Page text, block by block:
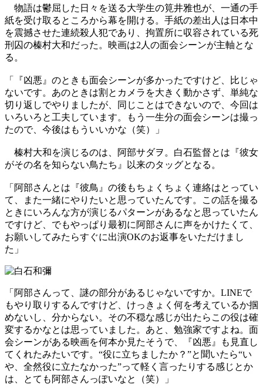
物語は鬱屈した日々を送る大学生の筧井雅也が、一通の手
紙を受け取るところから幕を開ける。手紙の差出人は日本中
を震撼させた連続殺人犯であり、拘置所に収容されている死
刑囚の榛村大和だった。映画は2人の面会シーンが主軸とな
る。
「『凶悪』のときも面会シーンが多かったですけど、比じゃ
ないです。あのときは割とカメラを大きく動かさず、単純な
切り返しでやりましたが、同じことはできないので、今回は
いろいろと工夫しています。もう一生分の面会シーンは撮っ
たので、今後はもういいかな（笑）」
榛村大和を演じるのは、阿部サダヲ。白石監督とは『彼女
がその名を知らない鳥たち』以来のタッグとなる。
「阿部さんとは『彼鳥』の後もちょくちょく連絡はとってい
て、また一緒にやりたいと思っていたんです。この話を撮る
ときにいろんな方が演じるパターンがあるなと思っていたん
ですけど、でもやっぱり最初に阿部さんに声をかけたくて、
お願いしてみたらすぐに出演OKのお返事をいただけまし
た」
「阿部さんって、謎の部分があるじゃないですか。LINEで
もやり取りするんですけど、けっきょく何を考えているか掴
めないし、分からない。その不穏な感じが出たらこの役は確
変するかなとは思っていました。あと、勉強家ですよね。面
会シーンがある映画を何本か見たそうで、『凶悪』も見直し
てくれたみたいです。“役に立ちましたか？”と聞いたら“い
や、全然役に立たなかった”って軽く言ったりする感じとか
は、とても阿部さんっぽいなと（笑）」